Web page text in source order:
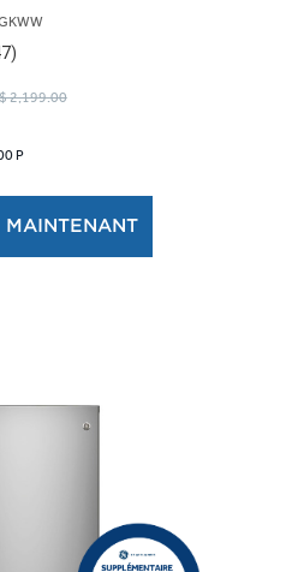
2,199.00
P
MAINTENANT